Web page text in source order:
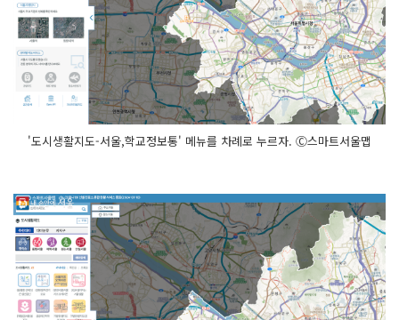
'도시생활지도-서울,학교정보통' 메뉴를 차례로 누르자. Ⓒ스마트서울맵